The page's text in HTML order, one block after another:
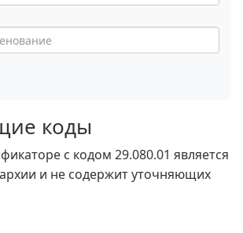
коды
с кодом 29.080.01 является
и не содержит уточняющих